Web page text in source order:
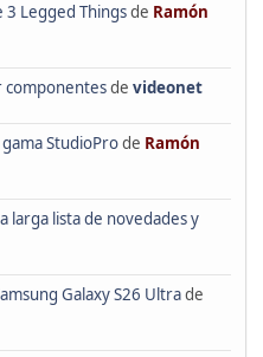
3 Legged Thingsde Ramón
componentesde videonet
StudioProde Ramón
larga lista de novedades y
Galaxy S26 Ultrade